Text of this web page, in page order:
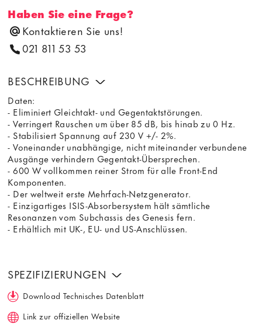
Haben Sie eine Frage?
Kontaktieren Sie uns!
021 811 53 53
BESCHREIBUNG
Daten:
- Eliminiert Gleichtakt- und Gegentaktstörungen.
- Verringert Rauschen um über 85 dB, bis hinab zu 0 Hz.
- Stabilisiert Spannung auf 230 V +/- 2%.
- Voneinander unabhängige, nicht miteinander verbundene
Ausgänge verhindern Gegentakt-Übersprechen.
- 600 W vollkommen reiner Strom für alle Front-End
Komponenten.
- Der weltweit erste Mehrfach-Netzgenerator.
- Einzigartiges ISIS-Absorbersystem hält sämtliche
Resonanzen vom Subchassis des Genesis fern.
- Erhältlich mit UK-, EU- und US-Anschlüssen.
SPEZIFIZIERUNGEN
Download Technisches Datenblatt
Link zur offiziellen Website